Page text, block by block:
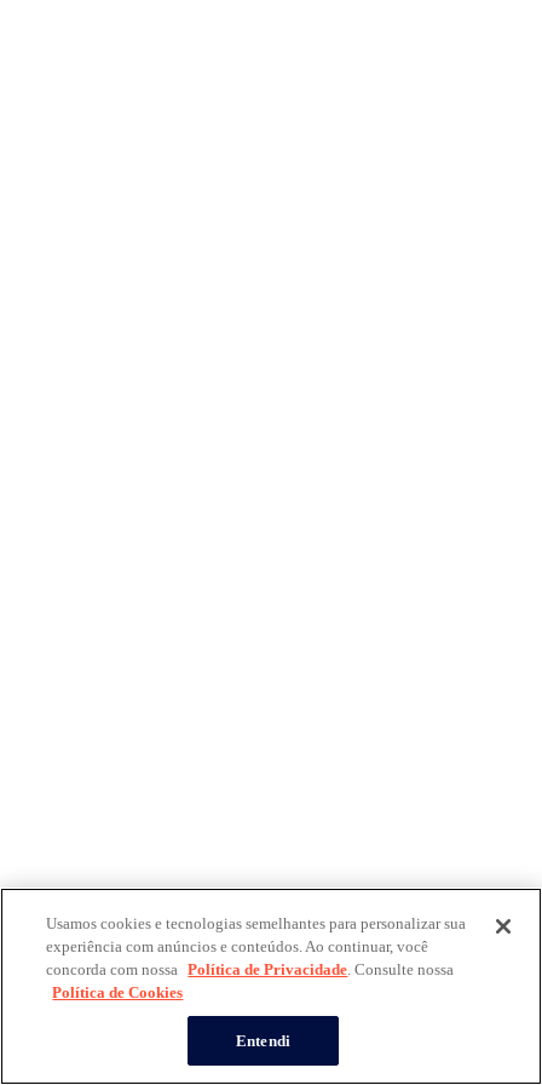
Usamos cookies e tecnologias semelhantes para personalizar sua
experiência com anúncios e conteúdos. Ao continuar, você
concorda com nossa Política de Privacidade. Consulte nossa
Política de Cookies
Entendi